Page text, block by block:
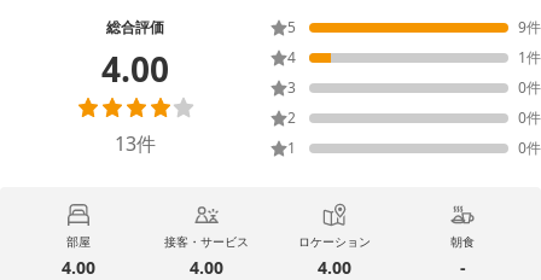
総合評価
4.00
13件
5 9件
4
1件
3
0件
2
0件
1
0件
部屋
4.00
接客・サービス
4.00
ロケーション
4.00
朝食
-